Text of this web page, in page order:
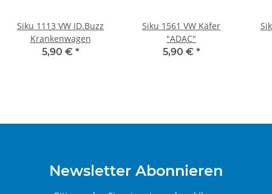
Siku 1113 VW ID.Buzz
Krankenwagen
5,90 € *
Siku 1561 VW Käfer
"ADAC"
5,90 € *
Newsletter Abonnieren